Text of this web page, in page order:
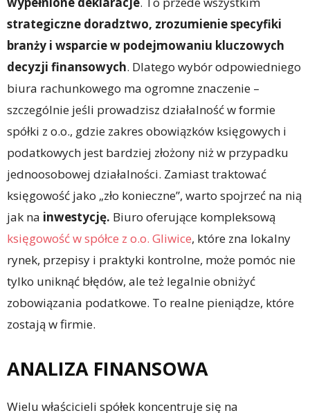
strategiczne doradztwo, zrozumienie specyfiki
branży i wsparcie w podejmowaniu kluczowych
decyzji finansowych. Dlatego wybór odpowiedniego
biura rachunkowego ma ogromne znaczenie –
szczególnie jeśli prowadzisz działalność w formie
spółki z o.o., gdzie zakres obowiązków księgowych i
podatkowych jest bardziej złożony niż w przypadku
jednoosobowej działalności. Zamiast traktować
księgowość jako „zło konieczne”, warto spojrzeć na nią
jak na inwestycję. Biuro oferujące kompleksową
księgowość w spółce z o.o. Gliwice, które zna lokalny
rynek, przepisy i praktyki kontrolne, może pomóc nie
tylko uniknąć błędów, ale też legalnie obniżyć
zobowiązania podatkowe. To realne pieniądze, które
zostają w firmie.
ANALIZA FINANSOWA
Wielu właścicieli spółek koncentruje się na